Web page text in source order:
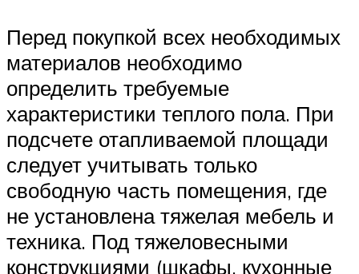
Перед покупкой всех необходимых
материалов необходимо
определить требуемые
характеристики теплого пола. При
подсчете отапливаемой площади
следует учитывать только
свободную часть помещения, где
не установлена тяжелая мебель и
техника. Под тяжеловесными
конструкциями (шкафы, кухонные